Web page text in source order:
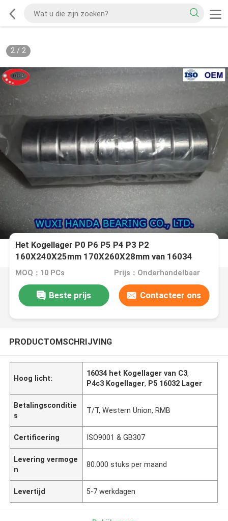
2/ 2
Het Kogellager P0 P6 P5 P4 P3 P2
160X240X25mm 170X260X28mm van 16034
16032 C3
MOQ：10 PCs Prijs：Onderhandelbaar
Beste prijs Contacteer ons
PRODUCTOMSCHRIJVING
Hoog licht:
16034 het Kogellager van C3,
P4c3 Kogellager, P5 16032 Lager
Betalingsconditie
s
T/T, Western Union, RMB
Certificering ISO9001 & GB307
Levering vermoge
n
80.000 stuks per maand
Levertijd 5-7 werkdagen